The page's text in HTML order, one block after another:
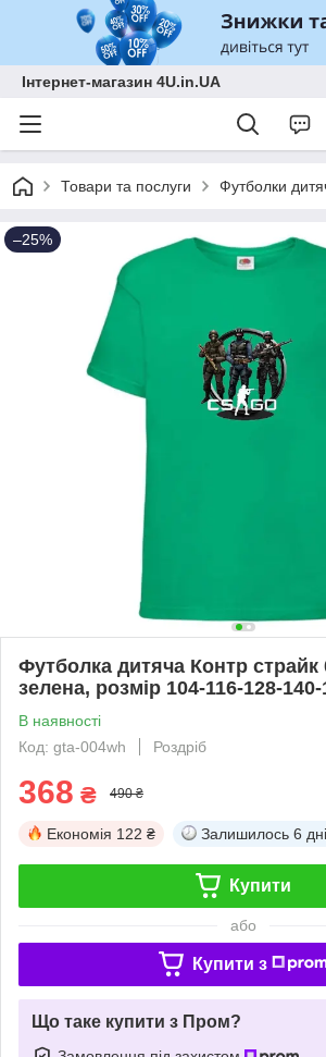
Інтернет-магазин 4U.in.UA
Товари та послуги Футболки
–25%
Футболка дитяча Контр страйк
зелена, розмір 104-116-128-
В наявності
Код: gta-004wh
Роздріб
368 ₴ 490 ₴
Економія 122 ₴ Залишилось 6
Купити
або
Купити з
Що таке купити з Пром?